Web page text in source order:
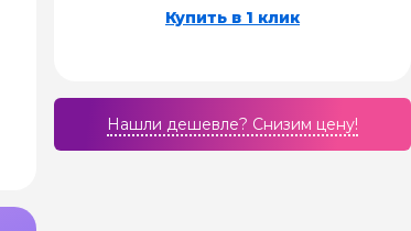
Купить в 1 клик
Нашли дешевле? Cнизим цену!